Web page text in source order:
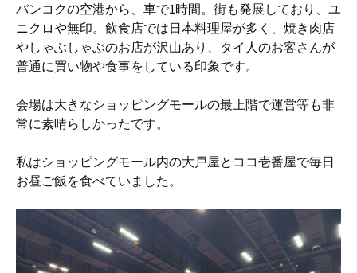
バンコクの空港から、車で1時間。街も発展しており、ユ
ニクロや無印。飲食店では日本料理屋が多く、焼き肉店
やしゃぶしゃぶのお店が沢山あり、タイ人のお客さんが
普通に買い物や食事をしている印象です。
会場は大きなショッピングモールの最上階で運営等も非
常に素晴らしかったです。
私はショッピングモール内の大戸屋とココ壱番屋で毎日
お昼ご飯を食べていました。